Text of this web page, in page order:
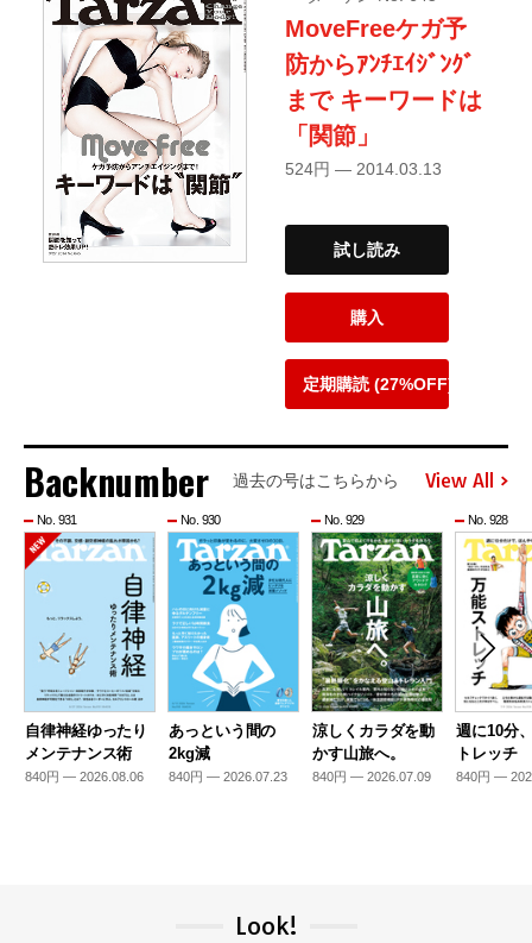
MoveFreeケガ予
防からｱﾝﾁｴｲｼﾞﾝｸﾞ
まで キーワードは
「関節」
524円 — 2014.03.13
試し読み
購入
定期購読 (27%OFF)
Backnumber 過去の号はこちらから View All
No. 931
自律神経ゆったり
メンテナンス術
840円 — 2026.08.06
No. 930
あっという間の
2kg減
840円 — 2026.07.23
No. 929
涼しくカラダを動
かす山旅へ。
840円 — 2026.07.09
No. 928
週に10分
トレッチ
840円 —
Look!